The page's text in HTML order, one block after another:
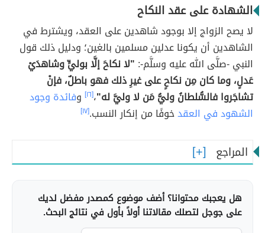
الشهادة على عقد النكاح
لا يصح الزواج إلا بوجود شاهدين على العقد، ويشترط في
الشاهدين أن يكونا عدلين مسلمين بالغين؛ ودليل ذلك قول
النبي -صلَّى الله عليه وسلَّم-: "لا نكاحَ إلَّا بوليٍّ وشاهدَيْ
عَدلٍ، وما كان مِن نكاحٍ على غيرِ ذلك فهو باطلٌ، فإنْ
تشاجَروا فالسُّلطانُ وليُّ مَن لا وليَّ له"،[١٦] وفائدة وجود
الشهود في العقدخوفًا من إنكار النسب.[١٧]
المراجع
هل يعجبك محتوانا؟ أضف موضوع كمصدر مفضل لديك
على جوجل لتصلك مقالاتنا أولاً بأول في نتائج البحث.